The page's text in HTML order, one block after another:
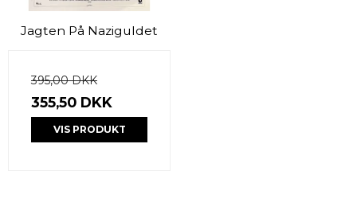
Jagten På Naziguldet
395,00 DKK
355,50 DKK
VIS PRODUKT